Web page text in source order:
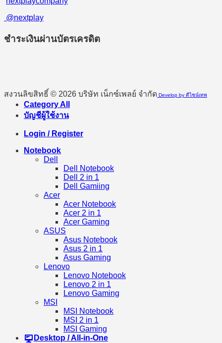
@nextplay
ชำระเงินผ่านบัตรเครดิต
สงวนลิขสิทธิ์ © 2026 บริษัท เน็กซ์เพลย์ จำกัด Develop by ดีไซน์เทพ
Category All
บัญชีผู้ใช้งาน
Login / Register
Notebook
Dell
Dell Notebook
Dell 2 in 1
Dell Gamiing
Acer
Acer Notebook
Acer 2 in 1
Acer Gaming
ASUS
Asus Notebook
Asus 2 in 1
Asus Gaming
Lenovo
Lenovo Notebook
Lenovo 2 in 1
Lenovo Gaming
MSI
MSI Notebook
MSI 2 in 1
MSI Gaming
Desktop / All-in-One